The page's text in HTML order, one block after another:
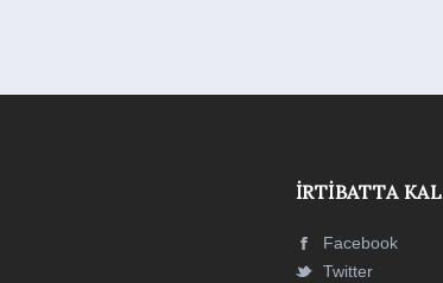
İRTIBATTA KAL
Facebook
Twitter